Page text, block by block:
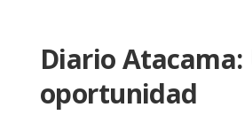
Diario Atacama:
oportunidad